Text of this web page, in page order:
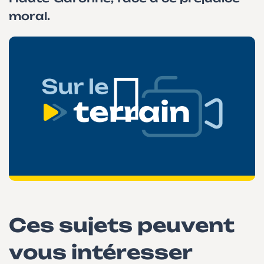
moral.
Ces sujets peuvent
vous intéresser